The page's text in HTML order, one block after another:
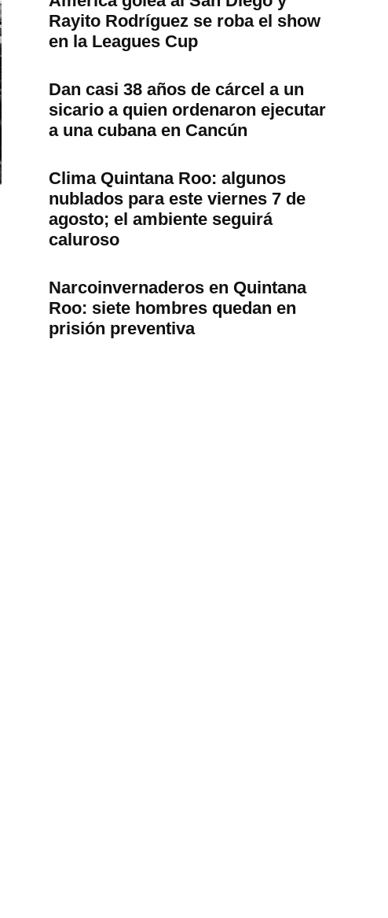
Rayito Rodríguez se roba el show
en la Leagues Cup
Dan casi 38 años de cárcel a un
sicario a quien ordenaron ejecutar
a una cubana en Cancún
Clima Quintana Roo: algunos
nublados para este viernes 7 de
agosto; el ambiente seguirá
caluroso
Narcoinvernaderos en Quintana
Roo: siete hombres quedan en
prisión preventiva